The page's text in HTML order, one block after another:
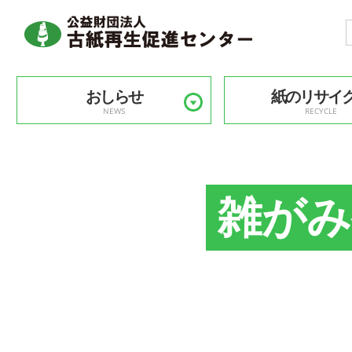
おしらせ
NEWS
紙のリサイ
RECYCLE
雑が